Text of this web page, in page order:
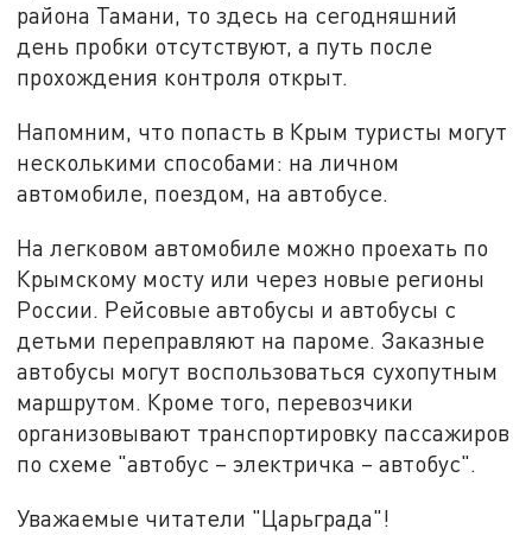
района Тамани, то здесь на сегодняшний
день пробки отсутствуют, а путь после
прохождения контроля открыт.
Напомним, что попасть в Крым туристы могут
несколькими способами: на личном
автомобиле, поездом, на автобусе.
На легковом автомобиле можно проехать по
Крымскому мосту или через новые регионы
России. Рейсовые автобусы и автобусы с
детьми переправляют на пароме. Заказные
автобусы могут воспользоваться сухопутным
маршрутом. Кроме того, перевозчики
организовывают транспортировку пассажиров
по схеме "автобус – электричка – автобус".
Уважаемые читатели "Царьграда"!